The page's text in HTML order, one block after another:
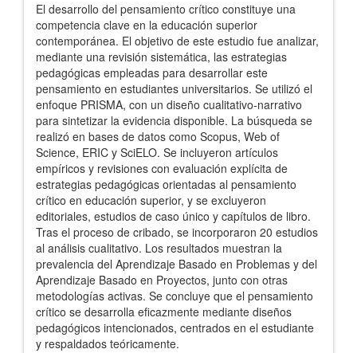
El desarrollo del pensamiento crítico constituye una
competencia clave en la educación superior
contemporánea. El objetivo de este estudio fue analizar,
mediante una revisión sistemática, las estrategias
pedagógicas empleadas para desarrollar este
pensamiento en estudiantes universitarios. Se utilizó el
enfoque PRISMA, con un diseño cualitativo-narrativo
para sintetizar la evidencia disponible. La búsqueda se
realizó en bases de datos como Scopus, Web of
Science, ERIC y SciELO. Se incluyeron artículos
empíricos y revisiones con evaluación explícita de
estrategias pedagógicas orientadas al pensamiento
crítico en educación superior, y se excluyeron
editoriales, estudios de caso único y capítulos de libro.
Tras el proceso de cribado, se incorporaron 20 estudios
al análisis cualitativo. Los resultados muestran la
prevalencia del Aprendizaje Basado en Problemas y del
Aprendizaje Basado en Proyectos, junto con otras
metodologías activas. Se concluye que el pensamiento
crítico se desarrolla eficazmente mediante diseños
pedagógicos intencionados, centrados en el estudiante
y respaldados teóricamente.